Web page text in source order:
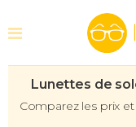
Lunettes de
Comparez les prix